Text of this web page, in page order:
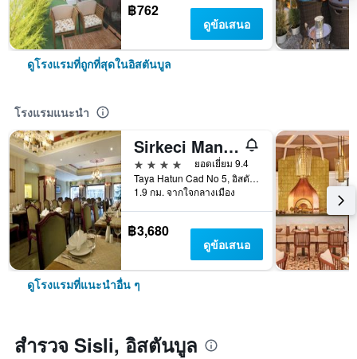
฿762
ดูข้อเสนอ
ดูโรงแรมที่ถูกที่สุดในอิสตันบูล
โรงแรมแนะนำ
Sirkeci Mansion
4 ดาว
ยอดเยี่ยม 9.4
Taya Hatun Cad No 5, อิสตันบูล, ตุรเคีย
1.9 กม. จากใจกลางเมือง
฿3,680
ดูข้อเสนอ
ดูโรงแรมที่แนะนำอื่น ๆ
สำรวจ Sisli, อิสตันบูล